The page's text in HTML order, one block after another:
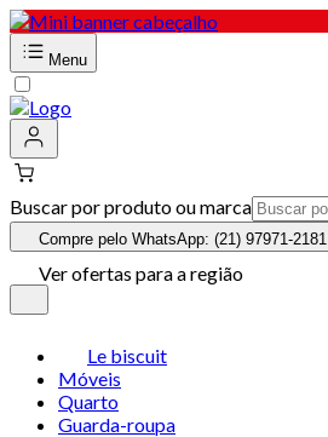
Menu
Buscar por produto ou marca
Compre pelo WhatsApp: (21) 97971-2181
Ver ofertas para a região
Le biscuit
Móveis
Quarto
Guarda-roupa